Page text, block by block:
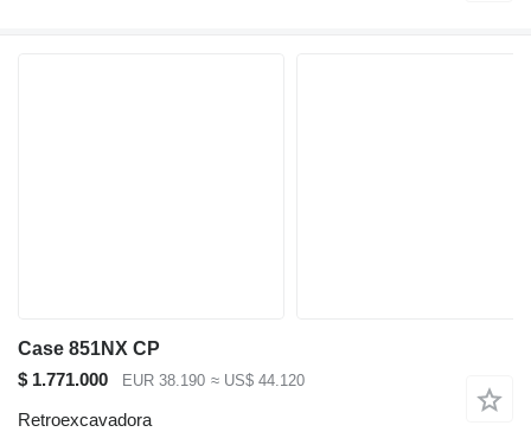
Case 851NX CP
$ 1.771.000
EUR 38.190 ≈ US$ 44.120
Retroexcavadora